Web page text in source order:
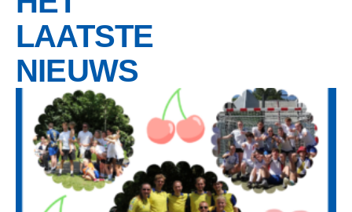
LAATSTE
NIEUWS